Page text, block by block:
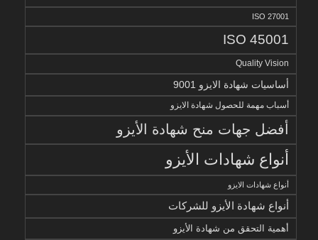
ISO 27001
ISO 45001
Quality Vision
أساسيات شهادة الايزو 9001
أسباب مهمة للحصول شهادة الايزو
أفضل جهات منح شهادة الأيزو
أنواع شهادات الأيزو
أنواع شهادات الايزو
أنواع شهادة الأيزو للشركات
أهمية التحقق من شهادة الأيزو